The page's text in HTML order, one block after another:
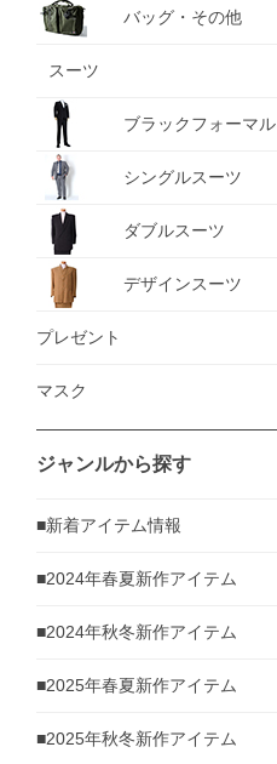
バッグ・その他
スーツ
ブラックフォーマル
シングルスーツ
ダブルスーツ
デザインスーツ
プレゼント
マスク
ジャンルから探す
■新着アイテム情報
■2024年春夏新作アイテム
■2024年秋冬新作アイテム
■2025年春夏新作アイテム
■2025年秋冬新作アイテム